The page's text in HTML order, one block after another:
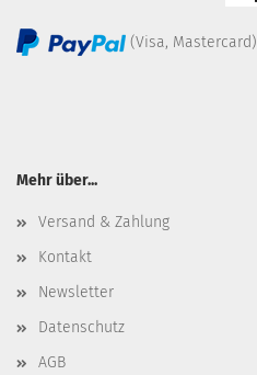
(Visa, Mastercard)
Mehr über...
Versand & Zahlung
Kontakt
Newsletter
Datenschutz
AGB